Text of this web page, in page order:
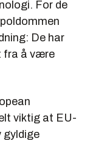
For de
De har
fra å være
viktig at EU-
gyldige